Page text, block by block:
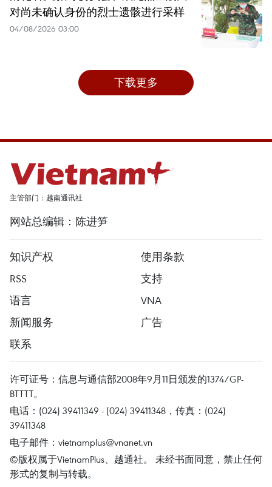
对尚未确认身份的烈士遗骸进行采样
04/08/2026 03:00
下载更多
主管部门：越南通讯社
网站总编辑：陈进笋
知识产权
使用条款
RSS
支持
语言
VNA
新闻服务
广告
联系
许可证号：信息与通信部2008年9月11日颁发的1374/GP-
BTTTT。
电话：(024) 39411349 - (024) 39411348，传真：(024)
39411348
电子邮件： vietnamplus@vnanet.vn
©版权属于VietnamPlus、越通社。 未经书面同意，禁止任何
形式的复制与转载。